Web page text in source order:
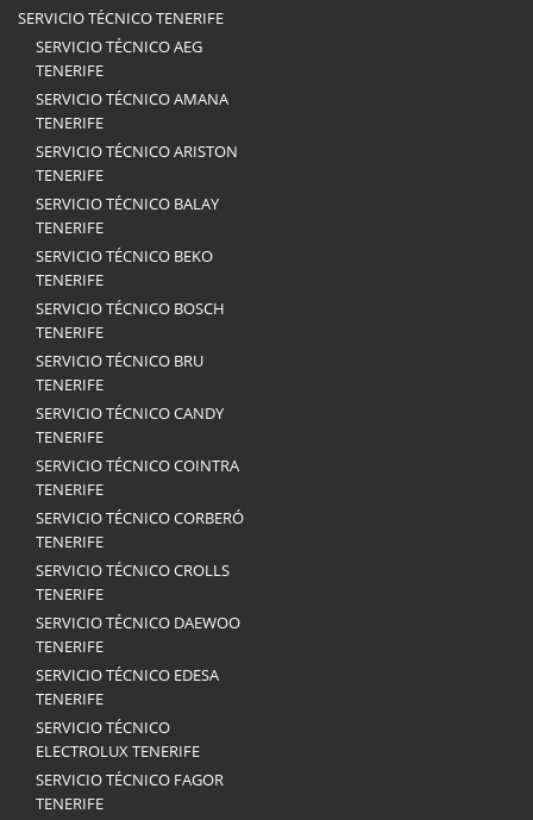
SERVICIO TÉCNICO TENERIFE
SERVICIO TÉCNICO AEG
TENERIFE
SERVICIO TÉCNICO AMANA
TENERIFE
SERVICIO TÉCNICO ARISTON
TENERIFE
SERVICIO TÉCNICO BALAY
TENERIFE
SERVICIO TÉCNICO BEKO
TENERIFE
SERVICIO TÉCNICO BOSCH
TENERIFE
SERVICIO TÉCNICO BRU
TENERIFE
SERVICIO TÉCNICO CANDY
TENERIFE
SERVICIO TÉCNICO COINTRA
TENERIFE
SERVICIO TÉCNICO CORBERÓ
TENERIFE
SERVICIO TÉCNICO CROLLS
TENERIFE
SERVICIO TÉCNICO DAEWOO
TENERIFE
SERVICIO TÉCNICO EDESA
TENERIFE
SERVICIO TÉCNICO
ELECTROLUX TENERIFE
SERVICIO TÉCNICO FAGOR
TENERIFE